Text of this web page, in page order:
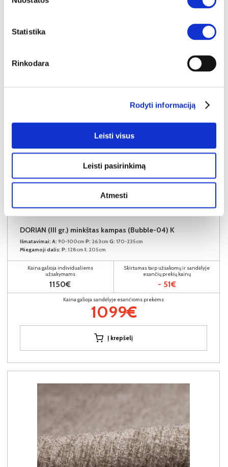
Statistika
Rinkodara
Rodyti informaciją
Leisti visus
Leisti pasirinkimą
Atmesti
NAUJIENA YRA SANDĖLYJE
DORIAN (III gr.) minkštas kampas (Bubble-04) K
Išmatavimai: A: 90-100cm P: 263cm G: 170-235cm
Miegamoji dalis: P: 128cm I: 205cm
Kaina galioja individualiems
užsakymams
1150€
Skirtumas tarp užsakomų ir sandėlyje
esančių prekių kainų
- 51€
Kaina galioja sandėlyje esančioms prekėms
1099€
Į krepšelį